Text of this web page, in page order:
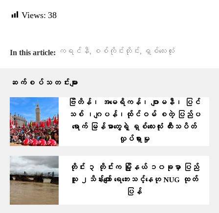
Views: 38
In this article: ကရင်နီ, စစ်ကိုင်းတိုင်း, ရှစ်လေးလုံး
ဆက်စပ်သတင်းများ
ဗြိတိန်၊ အမေရိကန်၊ ဂျာမနီ၊ ပြင်
သစ် ၊ဂျပန်၊ထ်ုင်ဝမ် စတဲ့ ပြ​ည်ပ
ရောက် မြန်မာတွေရဲ့ ရှစ်လေးလုံး ထီးသပိတ်
လှုပ်ရှားမှု
တိုင်း ၃ တိုင်းက မြို့နယ် ၁၀ခုမှာ ပြည်
သူ ၂သိန်းကျော် ရေဘေးသင့်နေဟု NUG ထုတ်
ပြန်